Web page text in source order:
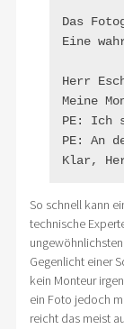
Das
Eine
Herr
Meine
PE: Ich
PE: An
Klar,
So schnell kann
technische
Gegenlicht einer
kein Monteur
ein Foto jedoch
reicht das meist